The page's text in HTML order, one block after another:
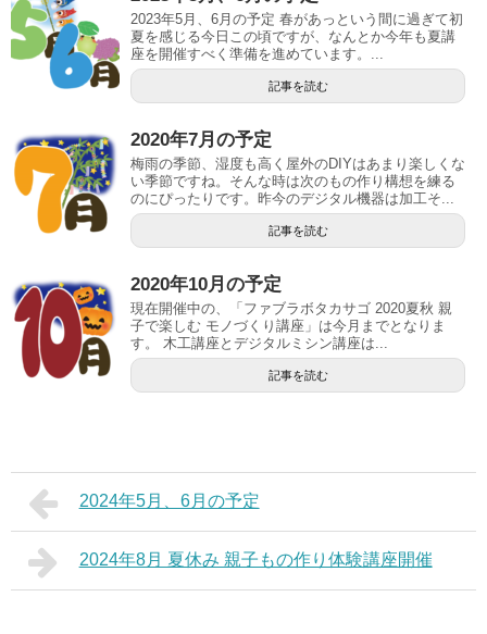
2023年5月、6月の予定 春があっという間に過ぎて初
夏を感じる今日この頃ですが、なんとか今年も夏講
座を開催すべく準備を進めています。...
記事を読む
2020年7月の予定
梅雨の季節、湿度も高く屋外のDIYはあまり楽しくな
い季節ですね。そんな時は次のもの作り構想を練る
のにぴったりです。昨今のデジタル機器は加工そ...
記事を読む
2020年10月の予定
現在開催中の、「ファブラボタカサゴ 2020夏秋 親
子で楽しむ モノづくり講座」は今月までとなりま
す。 木工講座とデジタルミシン講座は...
記事を読む
2024年5月、6月の予定
2024年8月 夏休み 親子もの作り体験講座開催